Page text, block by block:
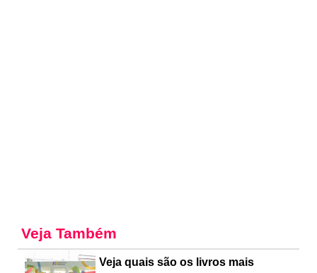
Veja Também
Veja quais são os livros mais